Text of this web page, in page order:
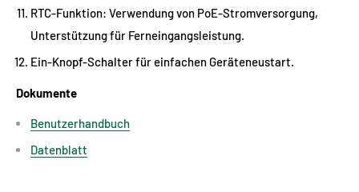
RTC-Funktion: Verwendung von PoE-Stromversorgung,
Unterstützung für Ferneingangsleistung.
Ein-Knopf-Schalter für einfachen Geräteneustart.
Dokumente
Benutzerhandbuch
Datenblatt